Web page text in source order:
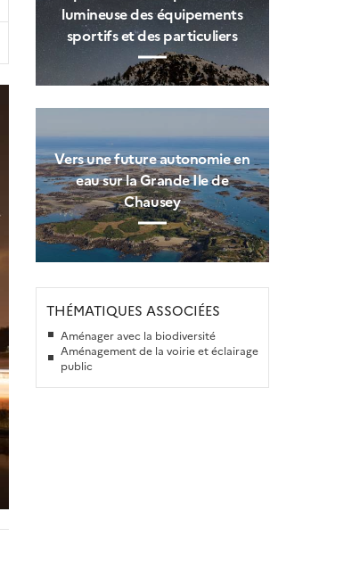
lumineuse des équipements
sportifs et des particuliers
Vers une future autonomie en
eau sur la Grande Ile de
Chausey
THÉMATIQUES ASSOCIÉES
Aménager avec la biodiversité
Aménagement de la voirie et éclairage
public